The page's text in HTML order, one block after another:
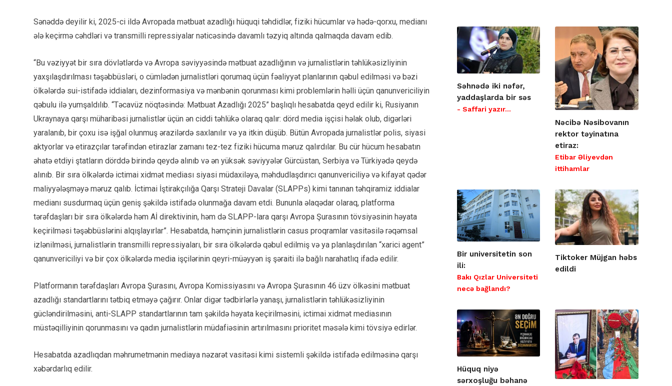
Sənəddə deyilir ki, 2025-ci ildə Avropada mətbuat azadlığı hüquqi təhdidlər, fiziki hücumlar və hədə-qorxu, medianı
ələ keçirmə cəhdləri və transmilli repressiyalar nəticəsində davamlı təzyiq altında qalmaqda davam edib.
“Bu vəziyyət bir sıra dövlətlərdə və Avropa səviyyəsində mətbuat azadlığının və jurnalistlərin təhlükəsizliyinin
yaxşılaşdırılması təşəbbüsləri, o cümlədən jurnalistləri qorumaq üçün fəaliyyət planlarının qəbul edilməsi və bəzi
ölkələrdə sui-istifadə iddiaları, dezinformasiya və mənbənin qorunması kimi problemlərin həlli üçün qanunvericiliyin
qəbulu ilə yumşaldılıb. “Təcavüz nöqtəsində: Mətbuat Azadlığı 2025” başlıqlı hesabatda qeyd edilir ki, Rusiyanın
Ukraynaya qarşı müharibəsi jurnalistlər üçün ən ciddi təhlükə olaraq qalır: dörd media işçisi həlak olub, digərləri
yaralanıb, bir çoxu isə işğal olunmuş ərazilərdə saxlanılır və ya itkin düşüb. Bütün Avropada jurnalistlər polis, siyasi
aktyorlar və etirazçılar tərəfindən etirazlar zamanı tez-tez fiziki hücuma məruz qalırdılar. Bu cür hücum hesabatın
əhatə etdiyi ştatların dörddə birində qeydə alınıb və ən yüksək səviyyələr Gürcüstan, Serbiya və Türkiyədə qeydə
alınıb. Bir sıra ölkələrdə ictimai xidmət mediası siyasi müdaxiləyə, məhdudlaşdırıcı qanunvericiliyə və kifayət qədər
maliyyələşməyə məruz qalıb. İctimai İştirakçılığa Qarşı Strateji Davalar (SLAPPs) kimi tanınan təhqiramiz iddialar
medianı susdurmaq üçün geniş şəkildə istifadə olunmağa davam etdi. Bununla əlaqədar olaraq, platforma
tərəfdaşları bir sıra ölkələrdə həm Aİ direktivinin, həm də SLAPP-lara qarşı Avropa Şurasının tövsiyəsinin həyata
keçirilməsi təşəbbüslərini alqışlayırlar”. Hesabatda, həmçinin jurnalistlərin casus proqramlar vasitəsilə rəqəmsal
izlənilməsi, jurnalistlərin transmilli repressiyaları, bir sıra ölkələrdə qəbul edilmiş və ya planlaşdırılan “xarici agent”
qanunvericiliyi və bir çox ölkələrdə media işçilərinin qeyri-müəyyən iş şəraiti ilə bağlı narahatlıq ifadə edilir.
Platformanın tərəfdaşları Avropa Şurasını, Avropa Komissiyasını və Avropa Şurasının 46 üzv ölkəsini mətbuat
azadlığı standartlarını tətbiq etməyə çağırır. Onlar digər tədbirlərlə yanaşı, jurnalistlərin təhlükəsizliyinin
gücləndirilməsini, anti-SLAPP standartlarının tam şəkildə həyata keçirilməsini, ictimai xidmət mediasının
müstəqilliyinin qorunmasını və qadın jurnalistlərin müdafiəsinin artırılmasını prioritet məsələ kimi tövsiyə edirlər.
Hesabatda azadlıqdan məhrumetmənin mediaya nəzarət vasitəsi kimi sistemli şəkildə istifadə edilməsinə qarşı
xəbərdarlıq edilir.
Səhnədə iki nəfər,
yaddaşlarda bir səs
- Saffari yazır…
Nəcibə Nəsibovanın
rektor təyinatına
etiraz:
Etibar Əliyevdən
ittihamlar
Bir universitetin son
ili:
Bakı Qızlar Universiteti
necə bağlandı?
Tiktoker Müjgan həbs
edildi
Hüquq niyə
sərxoşluğu bəhanə